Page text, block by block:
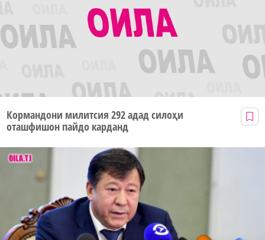
Кормандони милитсия 292 адад силоҳи
оташфишон пайдо карданд